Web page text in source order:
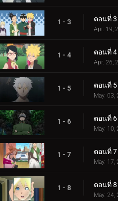
1 - 3 ตอนที่
Apr. 19,
1 - 4 ตอนที่
Apr. 26,
1 - 5 ตอนที่
May. 03,
1 - 6 ตอนที่
May. 10,
1 - 7 ตอนที่
May. 17,
1 - 8 ตอนที่ 8
May. 24,